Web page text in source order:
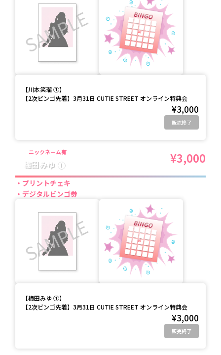
【川本笑瑠 ①】
【2次ビンゴ先着】3月31日 CUTIE STREET オンライン特典会
¥3,000
販売終了
ニックネーム有
梅田みゆ ① ¥3,000
プリントチェキ
デジタルビンゴ券
【梅田みゆ ①】
【2次ビンゴ先着】3月31日 CUTIE STREET オンライン特典会
¥3,000
販売終了